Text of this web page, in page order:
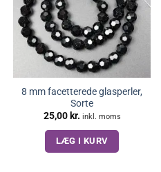
8 mm facetterede glasperler,
Sorte
25,00 kr. inkl. moms
LÆG I KURV